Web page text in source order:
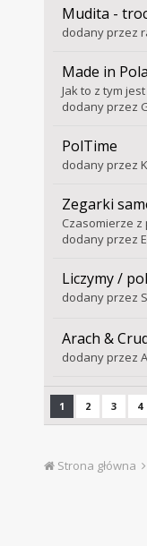
Mudita -
dodany przez
Made in
Jak to z tym jest
dodany przez
PolTime
dodany przez
Zegarki
Czasomierze
dodany przez
Liczymy /
dodany przez
Arach &
dodany przez
1 2 3 4
Strona główna